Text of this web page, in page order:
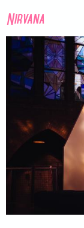
Nirvana